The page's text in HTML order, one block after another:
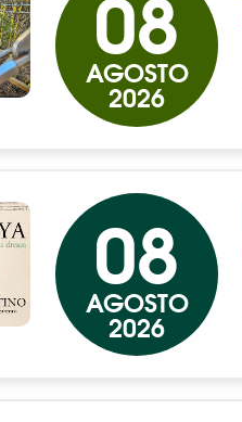
AGOSTO
2026
08
AGOSTO
2026